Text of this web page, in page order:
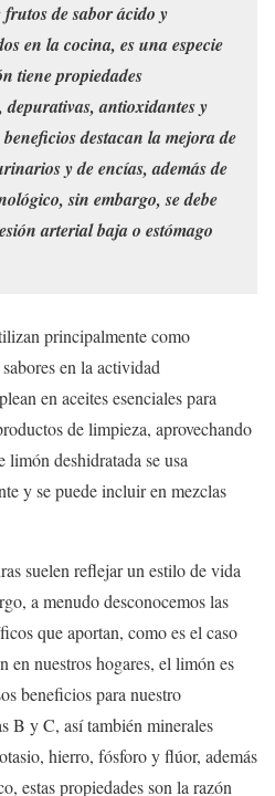
de sabor ácido y
en la cocina, es una especie
tiene propiedades
antioxidantes y
destacan la mejora de
y de encías, además de
sin embargo, se debe
arterial baja o estómago
principalmente como
en la actividad
en aceites esenciales para
de limpieza, aprovechando
limón deshidratada se usa
y se puede incluir en mezclas
suelen reflejar un estilo de vida
a menudo desconocemos las
que aportan, como es el caso
en nuestros hogares, el limón es
beneficios para nuestro
B y C, así también minerales
hierro, fósforo y flúor, además
estas propiedades son la razón